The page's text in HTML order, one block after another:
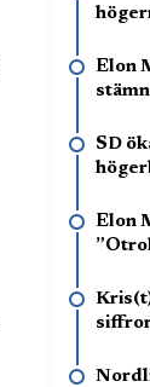
Elon
SD
Elon